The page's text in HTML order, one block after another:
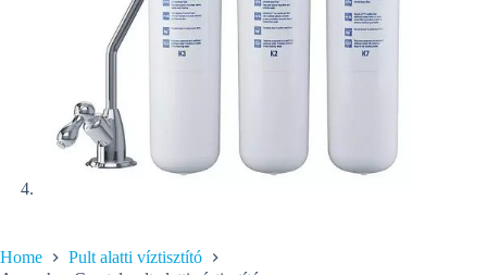
Home
Pult alatti víztisztító